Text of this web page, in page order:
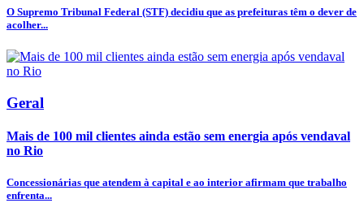
O Supremo Tribunal Federal (STF) decidiu que as prefeituras têm o dever de
acolher...
Geral
Mais de 100 mil clientes ainda estão sem energia após vendaval
no Rio
Concessionárias que atendem à capital e ao interior afirmam que trabalho
enfrenta...